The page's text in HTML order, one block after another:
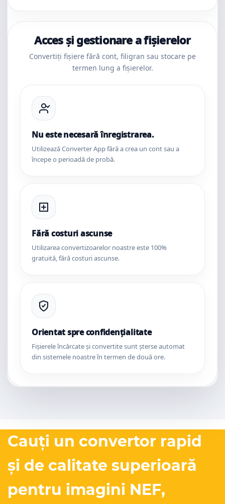
Acces și gestionare a fișierelor
Convertiți fișiere fără cont, filigran sau stocare pe
termen lung a fișierelor.
Nu este necesară înregistrarea.
Utilizează Converter App fără a crea un cont sau a
începe o perioadă de probă.
Fără costuri ascunse
Utilizarea convertizoarelor noastre este 100%
gratuită, fără costuri ascunse.
Orientat spre confidențialitate
Fișierele încărcate și convertite sunt șterse automat
din sistemele noastre în termen de două ore.
Cauți un convertor rapid
și de calitate superioară
pentru imagini NEF,